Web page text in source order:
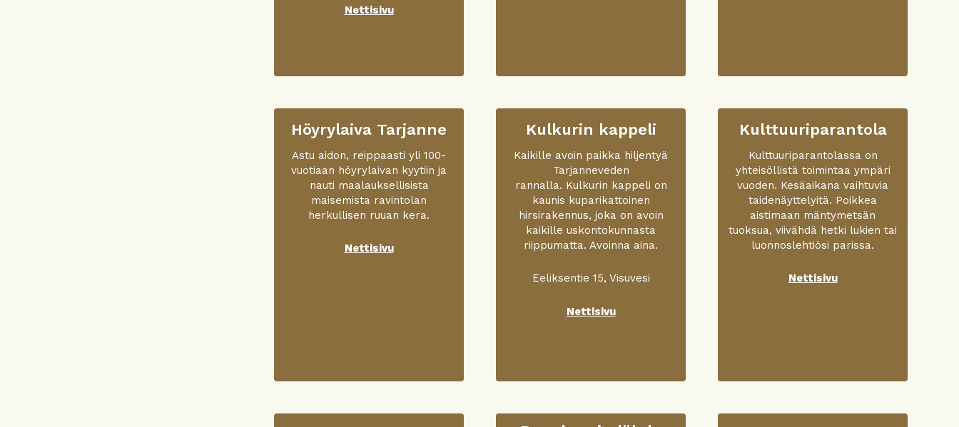
Nettisivu
Höyrylaiva Tarjanne
Astu aidon, reippaasti yli 100-
vuotiaan höyrylaivan kyytiin ja
nauti maalauksellisista
maisemista ravintolan
herkullisen ruuan kera.
Nettisivu
Kulkurin kappeli
Kaikille avoin paikka hiljentyä
Tarjanneveden
rannalla. Kulkurin kappeli on
kaunis kuparikattoinen
hirsirakennus, joka on avoin
kaikille uskontokunnasta
riippumatta. Avoinna aina.
Eeliksentie 15, Visuvesi
Nettisivu
Kulttuuriparantola
Kulttuuriparantolassa on
yhteisöllistä toimintaa ympäri
vuoden. Kesäaikana vaihtuvia
taidenäyttelyitä. Poikkea
aistimaan mäntymetsän
tuoksua, viivähdä hetki lukien tai
luonnoslehtiösi parissa.
Nettisivu